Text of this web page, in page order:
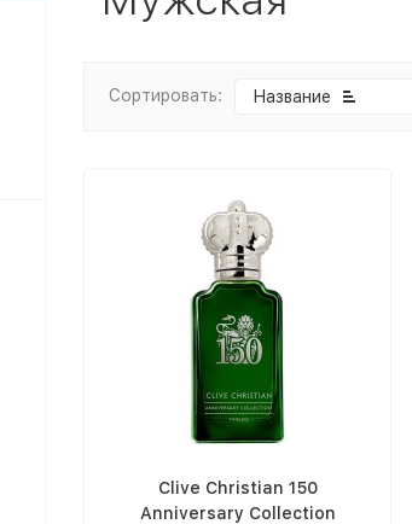
Сортировать: Название
Clive Christian 150
Anniversary Collection